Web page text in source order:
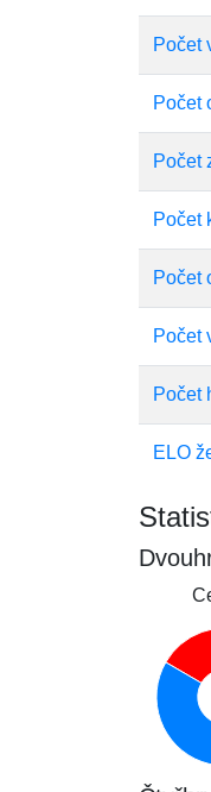
Počet
Počet
Počet
Počet
Počet
Počet
Počet
ELO